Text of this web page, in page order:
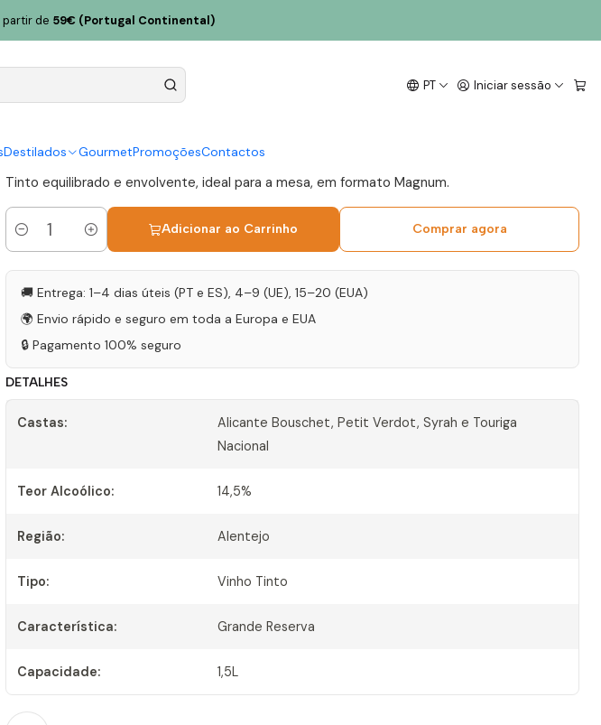
PT Iniciar sessão
Destilados GourmetPromoçõesContactos
de 59€ (Portugal Continental)
1,5L
Dona Maria Grande Reserva
|
Tinto equilibrado e envolvente, ideal para a mesa, em formato Magnum.
Quantidade
Adicionar ao Carrinho Comprar agora
🚚 Entrega: 1–4 dias úteis (PT e ES), 4–9 (UE), 15–20 (EUA)
🌍 Envio rápido e seguro em toda a Europa e EUA
🔒 Pagamento 100% seguro
DETALHES
Castas:
Alicante Bouschet, Petit Verdot, Syrah e Touriga
Nacional
Teor Alcoólico: 14,5%
Região: Alentejo
Tipo: Vinho Tinto
Característica: Grande Reserva
Capacidade: 1,5L